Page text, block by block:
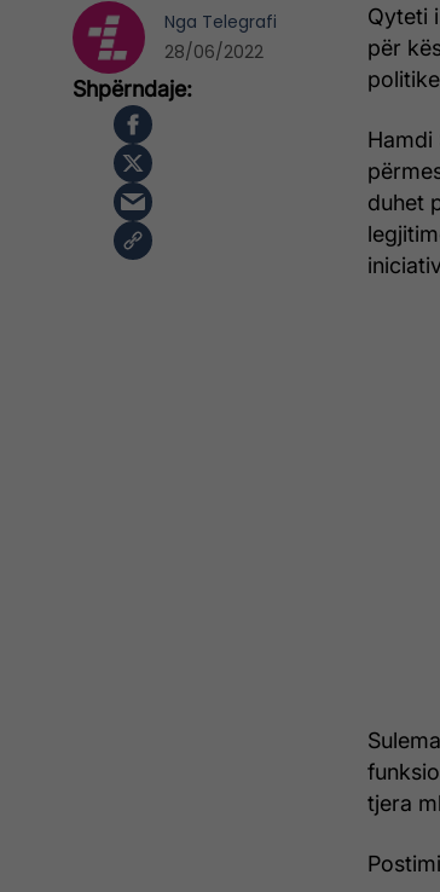
Qyteti
për
Hamdi
duhet
tjera
Nga Telegrafi
28/06/2022